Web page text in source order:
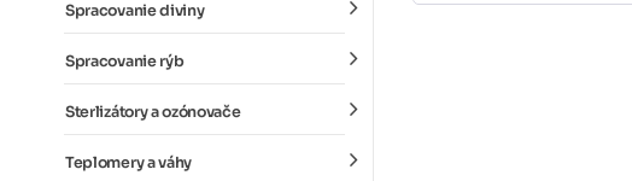
Spracovanie diviny
Spracovanie rýb
Sterlizátory a ozónovače
Teplomery a váhy